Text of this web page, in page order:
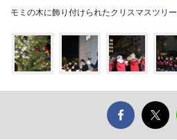
モミの木に飾り付けられたクリスマスツリー